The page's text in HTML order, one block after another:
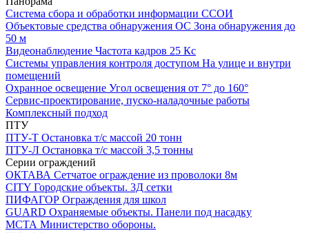
Система сбора и обработки информации ССОИ
Объектовые средства обнаружения ОС Зона обнаружения до
50 м
Видеонаблюдение Частота кадров 25 Кс
Системы управления контроля доступом На улице и внутри
помещений
Охранное освещение Угол освещения от 7° до 160°
Сервис-проектирование, пуско-наладочные работы
Комплексный подход
ПТУ
ПТУ-Т Остановка т/c массой 20 тонн
ПТУ-Л Остановка т/c массой 3,5 тонны
Серии ограждений
ОКТАВА Сетчатое ограждение из проволоки 8м
CITY Городские объекты. 3Д сетки
ПИФАГОР Ограждения для школ
GUARD Охраняемые объекты. Панели под насадку
МСТА Министерство обороны.